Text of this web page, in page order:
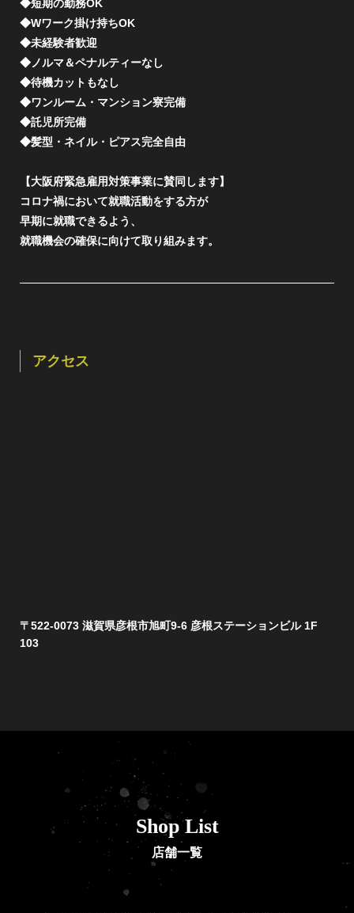
◆短期の勤務OK
◆Wワーク掛け持ちOK
◆未経験者歓迎
◆ノルマ＆ペナルティーなし
◆待機カットもなし
◆ワンルーム・マンション寮完備
◆託児所完備
◆髪型・ネイル・ピアス完全自由
【大阪府緊急雇用対策事業に賛同します】
コロナ禍において就職活動をする方が
早期に就職できるよう、
就職機会の確保に向けて取り組みます。
アクセス
〒522-0073 滋賀県彦根市旭町9-6 彦根ステーションビル 1F
103
Shop List
店舗一覧